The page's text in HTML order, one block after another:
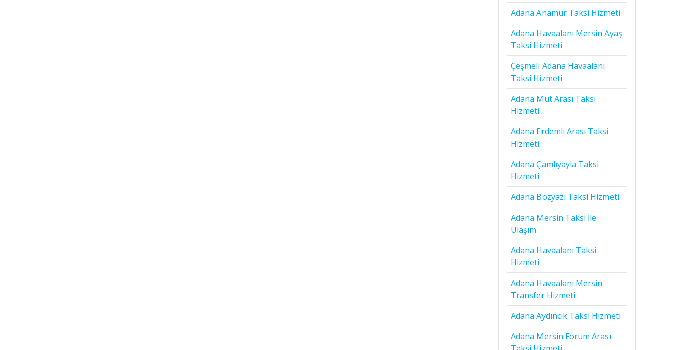
Adana Anamur Taksi Hizmeti
Adana Havaalanı Mersin Ayaş
Taksi Hizmeti
Çeşmeli Adana Havaalanı
Taksi Hizmeti
Adana Mut Arası Taksi
Hizmeti
Adana Erdemli Arası Taksi
Hizmeti
Adana Çamlıyayla Taksi
Hizmeti
Adana Bozyazı Taksi Hizmeti
Adana Mersin Taksi İle
Ulaşım
Adana Havaalanı Taksi
Hizmeti
Adana Havaalanı Mersin
Transfer Hizmeti
Adana Aydıncık Taksi Hizmeti
Adana Mersin Forum Arası